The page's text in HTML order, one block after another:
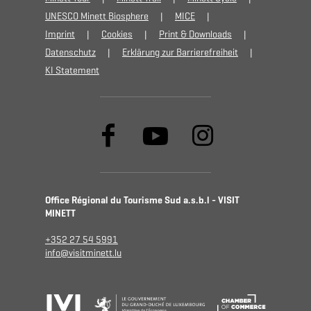
UNESCO Minett Biosphere
MICE
Imprint
Cookies
Print & Downloads
Datenschutz
Erklärung zur Barrierefreiheit
KI Statement
Office Régional du Tourisme Sud a.s.b.l - VISIT
MINETT
+352 27 54 5991
info@visitminett.lu